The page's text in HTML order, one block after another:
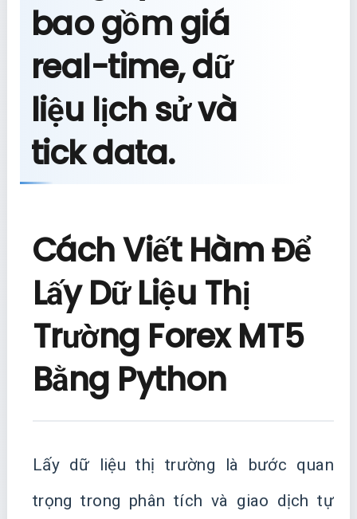
bao gồm giá
real-time, dữ
liệu lịch sử và
tick data.
Cách Viết Hàm Để
Lấy Dữ Liệu Thị
Trường Forex MT5
Bằng Python
Lấy dữ liệu thị trường là bước quan
trọng trong phân tích và giao dịch tự